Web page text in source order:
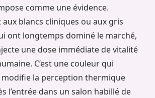
comme une évidence.
blancs cliniques ou aux gris
ont longtemps dominé le marché,
une dose immédiate de vitalité
C’est une couleur qui
modifie la perception thermique
l’entrée dans un salon habillé de